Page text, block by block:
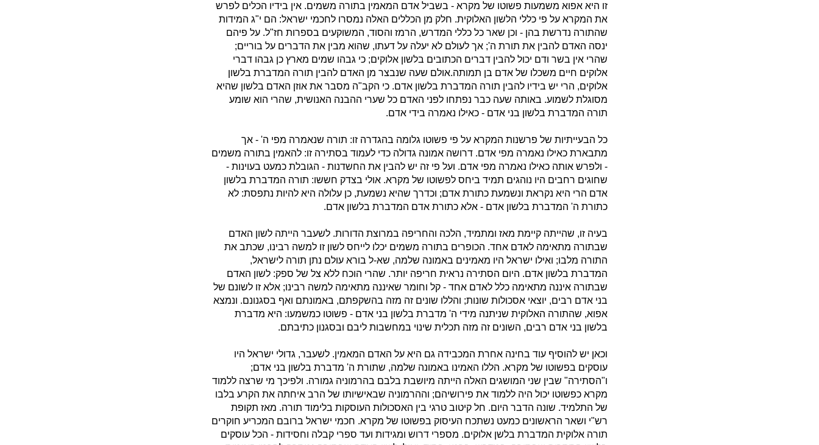
זו היא אפוא משמעות פשוטו של מקרא - בשביל אדם המאמין בתורה משמים. אין בידיו הכלים לפרש
את המקרא על פי כללי הלשון האלוקית. חלק מן הכללים האלה נמסרו לחכמי ישראל: הם י"ג המידות
שהתורה נדרשת בהן - וכן שאר כל כללי המדרש, הרמז והסוד, המשוקעים בספרות חז"ל. על פיהם
ינסה האדם להבין את תורת ה'; אך לעולם לא יעלה על דעתו, שהוא מבין את הדברים על בוריים;
שהרי אין בשר ודם יכול להבין דברים הכתובים בלשון אלוקים; כי גבהו שמים מארץ כן גבהו דברי
אלוקים חיים משכלו של אדם בן תמותה.אולם שעה שנבצר מן האדם להבין תורה המדברת בלשון
אלוקים, הרי יש בידיו להבין תורה המדברת בלשון אדם. כי הקב"ה מסבר את אוזן האדם בלשון שהיא
מסוגלת לשמוע. באותה שעה כבר נפתחו לפני האדם כל שערי ההבנה האנושית, שהרי הוא שומע
תורה המדברת בלשון בני אדם - כאילו נאמרה בידי אדם.
כל הבעייתיות של פרשנות המקרא על פי פשוטו גלומה בהגדרה זו: תורה שנאמרה מפי ה' - אך
מתבארת כאילו נאמרה מפי אדם. דרושה אמונה גדולה כדי לעמוד בסתירה זו: להאמין בתורה משמים
- ולפרש אותה כאילו נאמרה מפי אדם. ועל פי זה יש להבין את החשדנות - הגובלת כמעט בעוינות -
שחוגים רחבים היו נוהגים תמיד ביחס לפשוטו של מקרא. אולי בצדק חששו: תורה המדברת בלשון
אדם הרי היא נקראת ונשמעת כתורת אדם; וכדרך שהיא נשמעת, כן עלולה היא להיות נתפסת: לא
כתורת ה' המדברת בלשון אדם - אלא כתורת אדם המדברת בלשון אדם.
בעיה זו, שהייתה קיימת מאז ומתמיד, הלכה והחריפה במרוצת הדורות. לשעבר הייתה לשון האדם
שבתורה מתאימה לאדם אחד. הכופרים בתורה משמים יכלו לייחס לשון זו למשה רבינו, שכתב את
התורה מלבו; ואילו ישראל היו מאמינים באמונה שלמה, שא-ל בורא עולם נתן תורה לישראל,
המדברת בלשון אדם. היום הסתירה נראית חריפה יותר. שהרי הוכח ללא צל של ספק: לשון האדם
שבתורה איננה מתאימה כלל לאדם אחד - קל וחומר שאיננה מתאימה למשה רבינו; אלא זו לשונם של
בני אדם רבים, יוצאי אסכולות שונות; והללו שונים זה מזה בהשקפתם, באמונתם ואף בסגנונם. ונמצא
אפוא, שהתורה האלוקית שניתנה מידי ה' מדברת בלשון בני אדם - פשוטו כמשמעו: היא מדברת
בלשון בני אדם רבים, השונים זה מזה תכלית שינוי במחשבות ליבם ובסגנון כתיבתם.
וכאן יש להוסיף עוד בחינה אחרת המכבידה גם היא על האדם המאמין. לשעבר, גדולי ישראל היו
עוסקים בפשוטו של מקרא. הללו האמינו באמונה שלמה, שתורת ה' מדברת בלשון בני אדם;
ו"הסתירה" שבין שני המושגים האלה הייתה מיושבת בלבם בהרמוניה גמורה. ולפיכך מי שרצה ללמוד
מקרא כפשוטו יכול היה ללמוד את פירושיהם; וההרמוניה שבאישיותו של הרב איחתה את הקרע בלבו
של התלמיד. שונה הדבר היום. חל קיטוב טרגי בין האסכולות העוסקות בלימוד תורה. מאז תקופת
רש"י ושאר הראשונים כמעט נשתכח העיסוק בפשוטו של מקרא. חכמי ישראל ברובם המכריע חוקרים
תורה אלוקית המדברת בלשן אלוקים. מספרי דרוש ומגידות ועד ספרי קבלה וחסידות - הכל עוסקים